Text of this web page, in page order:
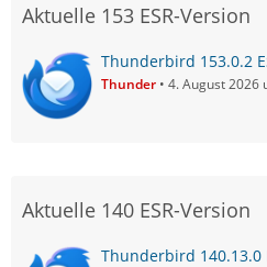
Aktuelle 153 ESR-Version
Thunderbird 153.0.2
Thunder 4. August 2026
Aktuelle 140 ESR-Version
Thunderbird 140.13.0